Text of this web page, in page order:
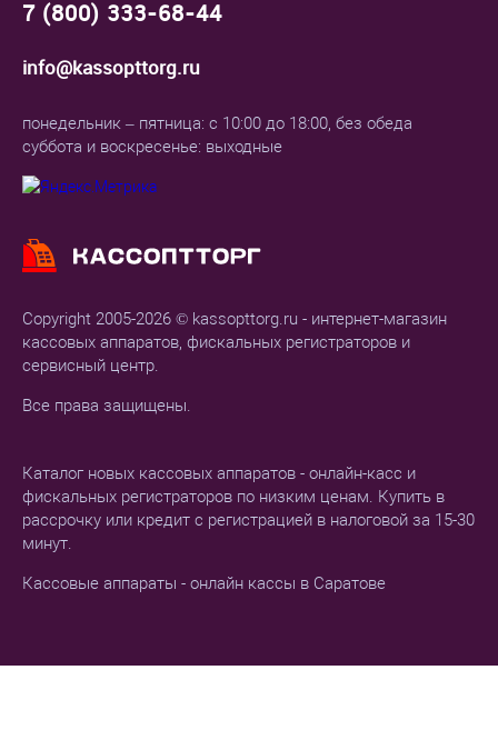
Copyright 2005-2026 © kassopttorg.ru - интернет-магазин
кассовых аппаратов, фискальных регистраторов и
сервисный центр.
Все права защищены.
Каталог новых кассовых аппаратов - онлайн-касс и
фискальных регистраторов по низким ценам. Купить в
рассрочку или кредит с регистрацией в налоговой за 15-30
минут.
Кассовые аппараты - онлайн кассы в Саратове
7 (800) 333-68-44
info@kassopttorg.ru
понедельник – пятница: с 10:00 до 18:00, без обеда
суббота и воскресенье: выходные